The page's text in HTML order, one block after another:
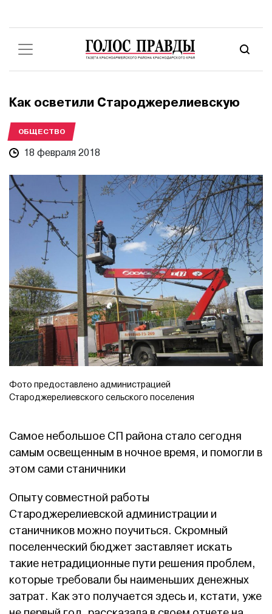
Как осветили Староджерелиевскую
ОБЩЕСТВО
18 февраля 2018
Фото предоставлено администрацией
Староджерелиевского сельского поселения
Самое небольшое СП района стало сегодня
самым освещенным в ночное время, и помогли в
этом сами станичники
Опыту совместной работы
Староджерелиевской администрации и
станичников можно поучиться. Скромный
поселенческий бюджет заставляет искать
такие нетрадиционные пути решения проблем,
которые требовали бы наименьших денежных
затрат. Как это получается здесь и, кстати, уже